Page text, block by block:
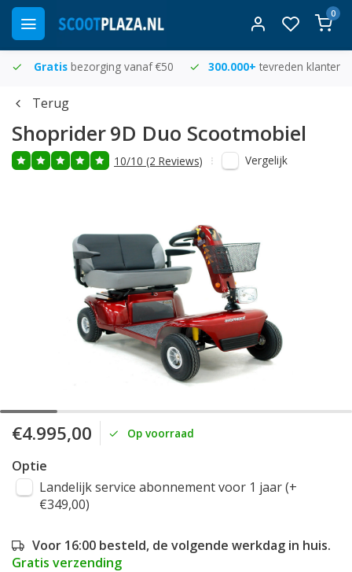
0
Gratis bezorging vanaf €50 300.000+ tevreden klanten
Terug
Shoprider9D Duo Scootmobiel
10/10 (2 Reviews) Vergelijk
€4.995,00 Op voorraad
Optie
Landelijk service abonnement voor 1 jaar (+
€349,00)
Voor 16:00 besteld, de volgende werkdag in huis.
Gratis verzending